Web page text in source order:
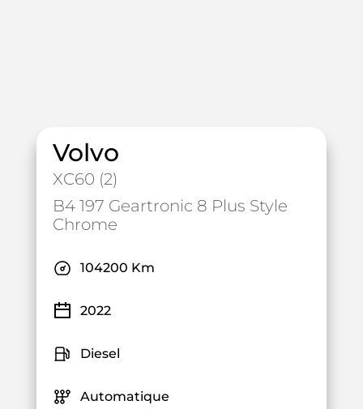
Volvo
XC60 (2)
B4 197 Geartronic 8 Plus Style
Chrome
104200 Km
2022
Diesel
Automatique